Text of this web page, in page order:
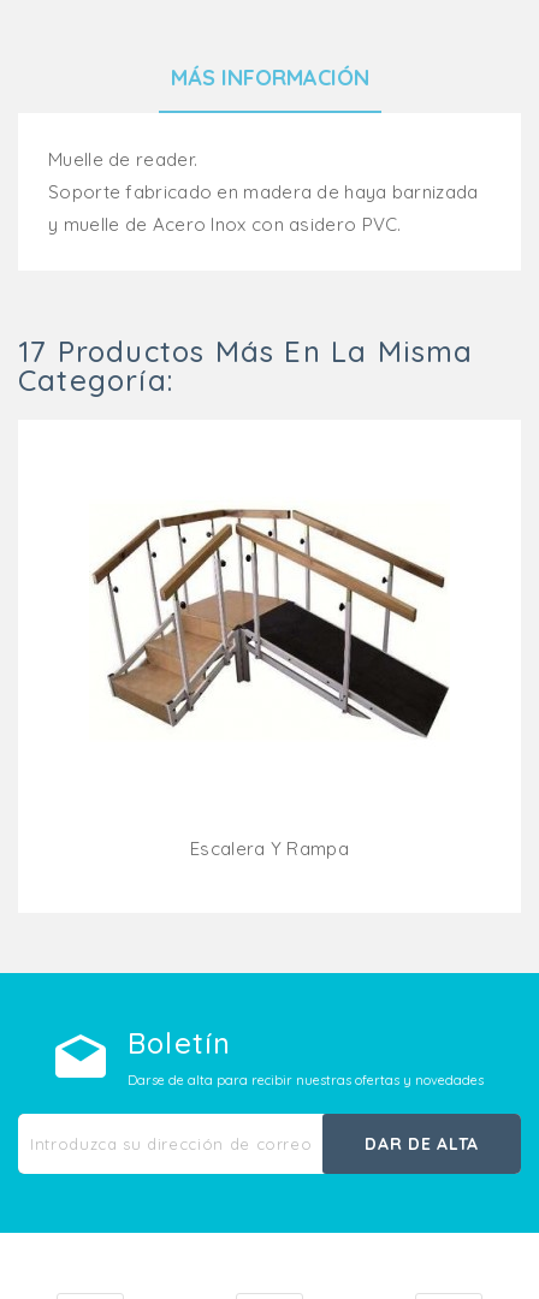
MÁS INFORMACIÓN
Muelle de reader.
Soporte fabricado en madera de haya barnizada
y muelle de Acero Inox con asidero PVC.
17 Productos Más En La Misma
Categoría:
Escalera Y Rampa
Boletín
Darse de alta para recibir nuestras ofertas y novedades
DAR DE ALTA